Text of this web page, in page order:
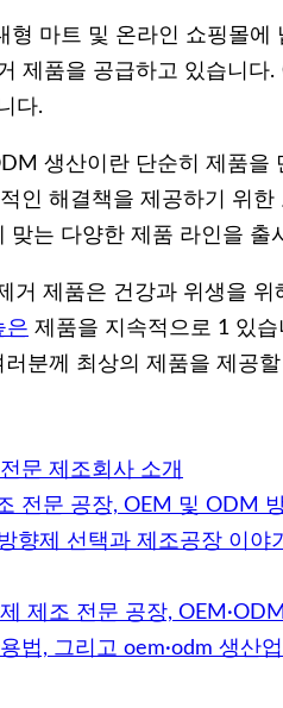
형 마트 및 온라인 쇼핑몰에
제품을 공급하고 있습니다
다.
생산이란 단순히 제품을
인 해결책을 제공하기 위
맞는 다양한 제품 라인을
거 제품은 건강과 위생을 위
은 제품을 지속적으로 1 있
분께 최상의 제품을 제공
문 제조회사 소개
전문 공장, OEM 및 ODM
향제 선택과 제조공장 이야
제조 전문 공장,
법, 그리고 oem·odm 생산